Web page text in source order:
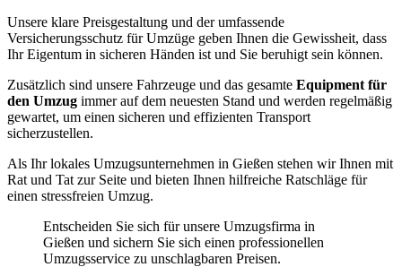
Unsere klare Preisgestaltung und der umfassende
Versicherungsschutz für Umzüge geben Ihnen die Gewissheit, dass
Ihr Eigentum in sicheren Händen ist und Sie beruhigt sein können.
Zusätzlich sind unsere Fahrzeuge und das gesamte Equipment für
den Umzug immer auf dem neuesten Stand und werden regelmäßig
gewartet, um einen sicheren und effizienten Transport
sicherzustellen.
Als Ihr lokales Umzugsunternehmen in Gießen stehen wir Ihnen mit
Rat und Tat zur Seite und bieten Ihnen hilfreiche Ratschläge für
einen stressfreien Umzug.
Entscheiden Sie sich für unsere Umzugsfirma in
Gießen und sichern Sie sich einen professionellen
Umzugsservice zu unschlagbaren Preisen.